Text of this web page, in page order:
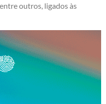
outros, ligados às